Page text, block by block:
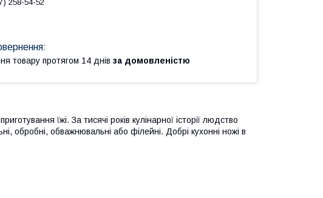
258-54-52
товару протягом 14 днів за домовленістю
їжі. За тисячі років кулінарної історії людство
обробні, обважнювальні або філейні. Добрі кухонні ножі в